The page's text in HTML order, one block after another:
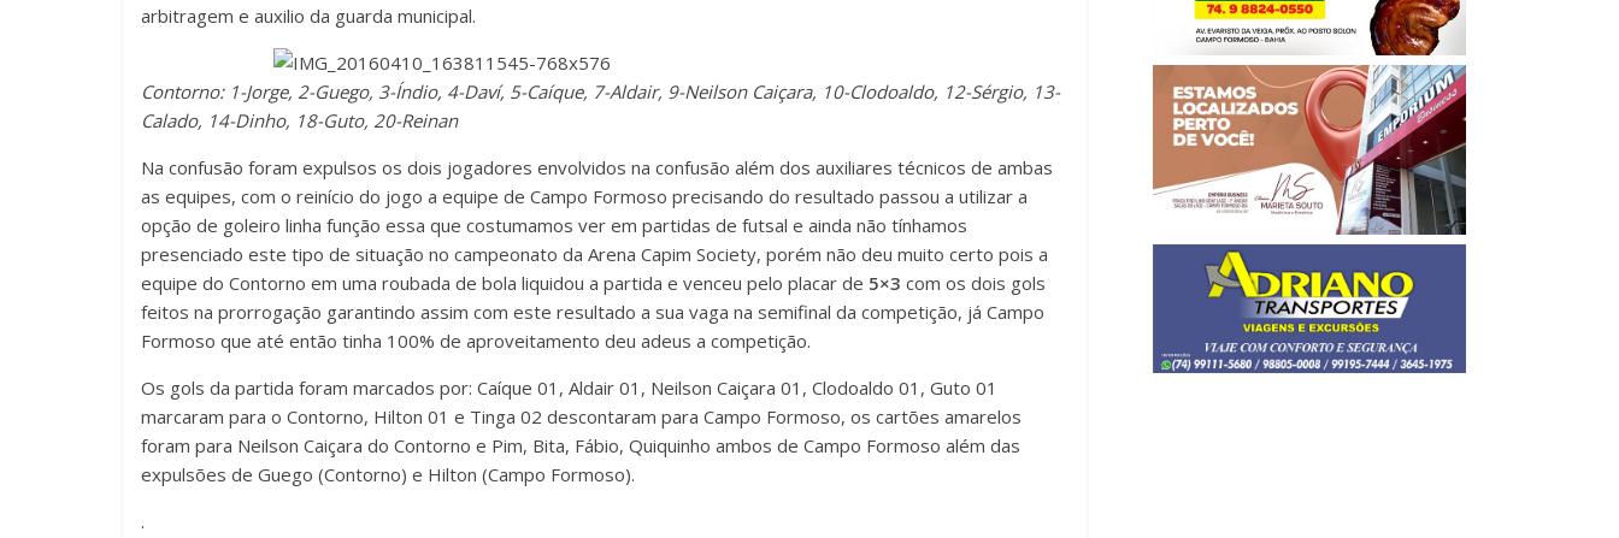
arbitragem e auxilio da guarda municipal.
Contorno: 1-Jorge, 2-Guego, 3-Índio, 4-Daví, 5-Caíque, 7-Aldair, 9-Neilson Caiçara, 10-Clodoaldo, 12-Sérgio, 13-
Calado, 14-Dinho, 18-Guto, 20-Reinan
Na confusão foram expulsos os dois jogadores envolvidos na confusão além dos auxiliares técnicos de ambas
as equipes, com o reinício do jogo a equipe de Campo Formoso precisando do resultado passou a utilizar a
opção de goleiro linha função essa que costumamos ver em partidas de futsal e ainda não tínhamos
presenciado este tipo de situação no campeonato da Arena Capim Society, porém não deu muito certo pois a
equipe do Contorno em uma roubada de bola liquidou a partida e venceu pelo placar de 5×3 com os dois gols
feitos na prorrogação garantindo assim com este resultado a sua vaga na semifinal da competição, já Campo
Formoso que até então tinha 100% de aproveitamento deu adeus a competição.
Os gols da partida foram marcados por: Caíque 01, Aldair 01, Neilson Caiçara 01, Clodoaldo 01, Guto 01
marcaram para o Contorno, Hilton 01 e Tinga 02 descontaram para Campo Formoso, os cartões amarelos
foram para Neilson Caiçara do Contorno e Pim, Bita, Fábio, Quiquinho ambos de Campo Formoso além das
expulsões de Guego (Contorno) e Hilton (Campo Formoso).
.